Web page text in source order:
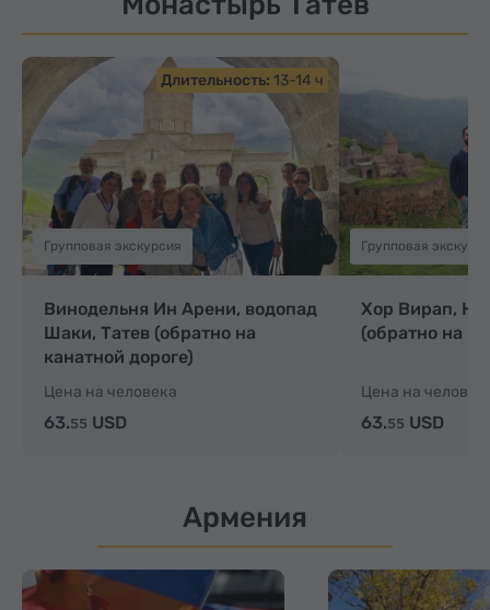
Длительность: 13-14 ч
Групповая экскурсия
Винодельня Ин Арени, водопад
Шаки, Татев (обратно на
канатной дороге)
Цена на человека
63.55 USD
Групповая
Хор Вирап,
(обратно на
Цена на
63.55 USD
Армения